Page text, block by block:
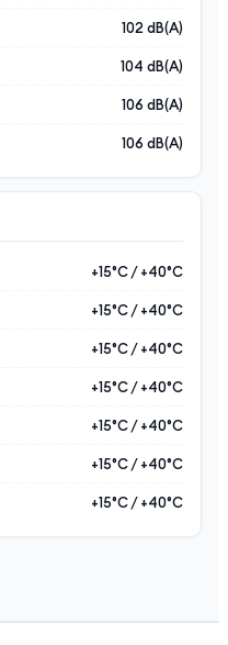
102 dB(A)
104 dB(A)
106 dB(A)
106 dB(A)
+15°C / +40°C
+15°C / +40°C
+15°C / +40°C
+15°C / +40°C
+15°C / +40°C
+15°C / +40°C
+15°C / +40°C